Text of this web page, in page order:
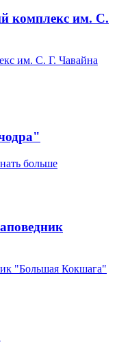
комплекс им. С.
им. С. Г. Чавайна
больше
"Большая Кокшага"